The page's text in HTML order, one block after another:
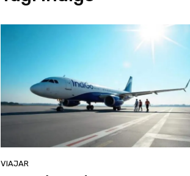
VIAJAR